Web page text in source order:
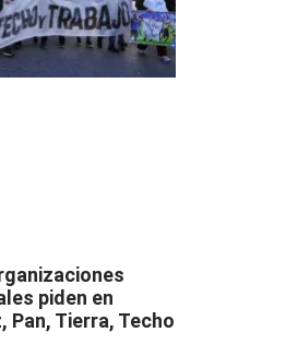
piden en
Pan, Tierra, Techo